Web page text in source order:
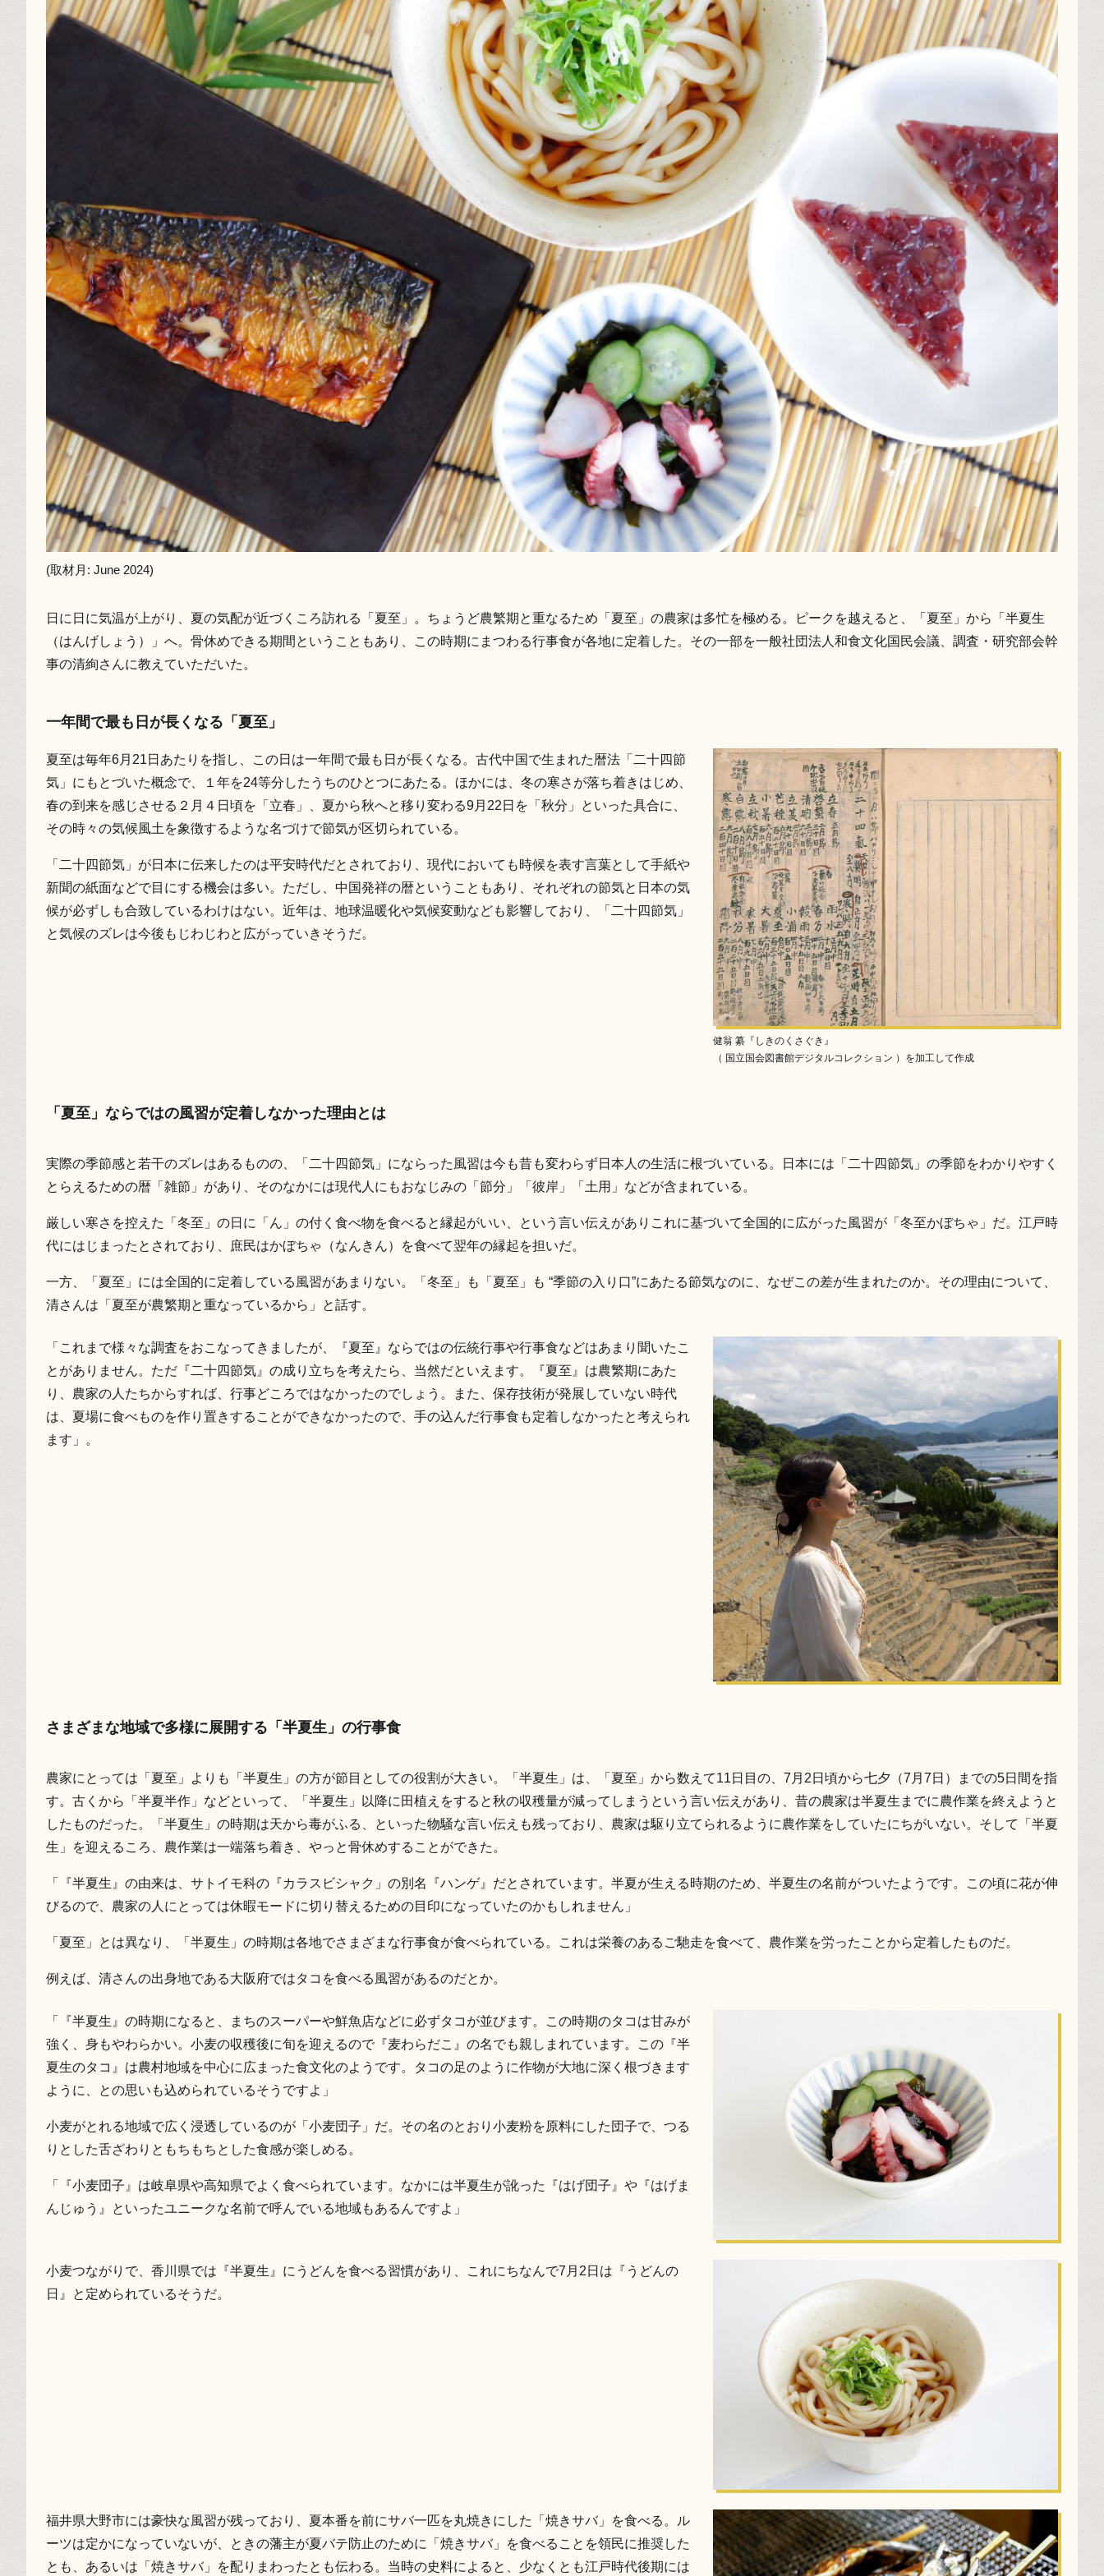
(取材月: June 2024)
日に日に気温が上がり、夏の気配が近づくころ訪れる「夏至」。ちょうど農繁期と重なるため「夏至」の農家は多忙を極める。ピークを越えると、「夏至」から「半夏生
（はんげしょう）」へ。骨休めできる期間ということもあり、この時期にまつわる行事食が各地に定着した。その一部を一般社団法人和食文化国民会議、調査・研究部会幹
事の清絢さんに教えていただいた。
一年間で最も日が長くなる「夏至」
健翁 纂『しきのくさぐき』
（ 国立国会図書館デジタルコレクション ）を加工して作成
夏至は毎年6月21日あたりを指し、この日は一年間で最も日が長くなる。古代中国で生まれた暦法「二十四節
気」にもとづいた概念で、１年を24等分したうちのひとつにあたる。ほかには、冬の寒さが落ち着きはじめ、
春の到来を感じさせる２月４日頃を「立春」、夏から秋へと移り変わる9月22日を「秋分」といった具合に、
その時々の気候風土を象徴するような名づけで節気が区切られている。
「二十四節気」が日本に伝来したのは平安時代だとされており、現代においても時候を表す言葉として手紙や
新聞の紙面などで目にする機会は多い。ただし、中国発祥の暦ということもあり、それぞれの節気と日本の気
候が必ずしも合致しているわけはない。近年は、地球温暖化や気候変動なども影響しており、「二十四節気」
と気候のズレは今後もじわじわと広がっていきそうだ。
「夏至」ならではの風習が定着しなかった理由とは
実際の季節感と若干のズレはあるものの、「二十四節気」にならった風習は今も昔も変わらず日本人の生活に根づいている。日本には「二十四節気」の季節をわかりやすく
とらえるための暦「雑節」があり、そのなかには現代人にもおなじみの「節分」「彼岸」「土用」などが含まれている。
厳しい寒さを控えた「冬至」の日に「ん」の付く食べ物を食べると縁起がいい、という言い伝えがありこれに基づいて全国的に広がった風習が「冬至かぼちゃ」だ。江戸時
代にはじまったとされており、庶民はかぼちゃ（なんきん）を食べて翌年の縁起を担いだ。
一方、「夏至」には全国的に定着している風習があまりない。「冬至」も「夏至」も “季節の入り口”にあたる節気なのに、なぜこの差が生まれたのか。その理由について、
清さんは「夏至が農繁期と重なっているから」と話す。
「これまで様々な調査をおこなってきましたが、『夏至』ならではの伝統行事や行事食などはあまり聞いたこ
とがありません。ただ『二十四節気』の成り立ちを考えたら、当然だといえます。『夏至』は農繁期にあた
り、農家の人たちからすれば、行事どころではなかったのでしょう。また、保存技術が発展していない時代
は、夏場に食べものを作り置きすることができなかったので、手の込んだ行事食も定着しなかったと考えられ
ます」。
さまざまな地域で多様に展開する「半夏生」の行事食
農家にとっては「夏至」よりも「半夏生」の方が節目としての役割が大きい。「半夏生」は、「夏至」から数えて11日目の、7月2日頃から七夕（7月7日）までの5日間を指
す。古くから「半夏半作」などといって、「半夏生」以降に田植えをすると秋の収穫量が減ってしまうという言い伝えがあり、昔の農家は半夏生までに農作業を終えようと
したものだった。「半夏生」の時期は天から毒がふる、といった物騒な言い伝えも残っており、農家は駆り立てられるように農作業をしていたにちがいない。そして「半夏
生」を迎えるころ、農作業は一端落ち着き、やっと骨休めすることができた。
「『半夏生』の由来は、サトイモ科の『カラスビシャク」の別名『ハンゲ』だとされています。半夏が生える時期のため、半夏生の名前がついたようです。この頃に花が伸
びるので、農家の人にとっては休暇モードに切り替えるための目印になっていたのかもしれません」
「夏至」とは異なり、「半夏生」の時期は各地でさまざまな行事食が食べられている。これは栄養のあるご馳走を食べて、農作業を労ったことから定着したものだ。
例えば、清さんの出身地である大阪府ではタコを食べる風習があるのだとか。
「『半夏生』の時期になると、まちのスーパーや鮮魚店などに必ずタコが並びます。この時期のタコは甘みが
強く、身もやわらかい。小麦の収穫後に旬を迎えるので『麦わらだこ』の名でも親しまれています。この『半
夏生のタコ』は農村地域を中心に広まった食文化のようです。タコの足のように作物が大地に深く根づきます
ように、との思いも込められているそうですよ」
小麦がとれる地域で広く浸透しているのが「小麦団子」だ。その名のとおり小麦粉を原料にした団子で、つる
りとした舌ざわりともちもちとした食感が楽しめる。
「『小麦団子』は岐阜県や高知県でよく食べられています。なかには半夏生が訛った『はげ団子』や『はげま
んじゅう』といったユニークな名前で呼んでいる地域もあるんですよ」
小麦つながりで、香川県では『半夏生』にうどんを食べる習慣があり、これにちなんで7月2日は『うどんの
日』と定められているそうだ。
福井県大野市には豪快な風習が残っており、夏本番を前にサバ一匹を丸焼きにした「焼きサバ」を食べる。ル
ーツは定かになっていないが、ときの藩主が夏バテ防止のために「焼きサバ」を食べることを領民に推奨した
とも、あるいは「焼きサバ」を配りまわったとも伝わる。当時の史料によると、少なくとも江戸時代後期には